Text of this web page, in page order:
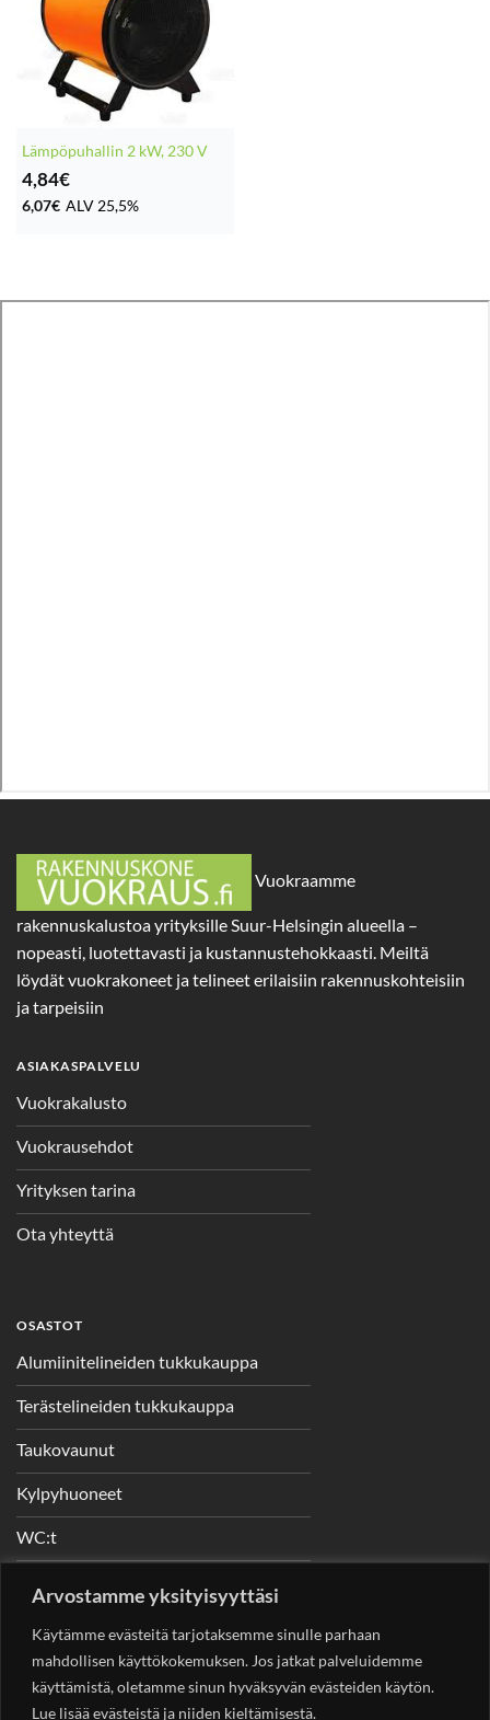
Arvostamme yksityisyyttäsi
Käytämme evästeitä tarjotaksemme sinulle parhaan
mahdollisen käyttökokemuksen. Jos jatkat palveluidemme
käyttämistä, oletamme sinun hyväksyvän evästeiden käytön.
Lue lisää evästeistä ja niiden kieltämisestä.
Lämpöpuhallin 2 kW, 230 V
4,84€
6,07€ ALV 25,5%
Vuokraamme
rakennuskalustoa yrityksille Suur-Helsingin alueella –
nopeasti, luotettavasti ja kustannustehokkaasti. Meiltä
löydät vuokrakoneet ja telineet erilaisiin rakennuskohteisiin
ja tarpeisiin
ASIAKASPALVELU
Vuokrakalusto
Vuokrausehdot
Yrityksen tarina
Ota yhteyttä
OSASTOT
Alumiinitelineiden tukkukauppa
Terästelineiden tukkukauppa
Taukovaunut
Kylpyhuoneet
WC:t
Nostimet
YHTEYSTIEDOT